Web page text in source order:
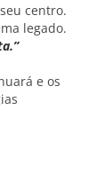
centro.
legado.
e os